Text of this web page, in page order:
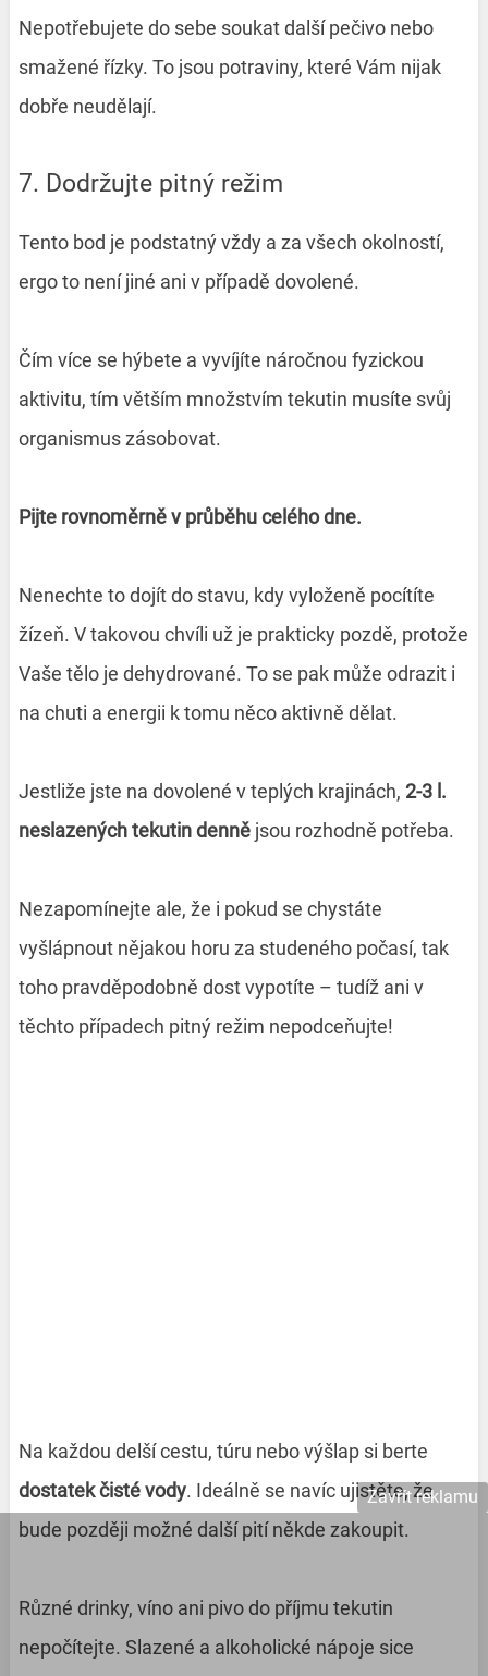
Nepotřebujete do sebe soukat další pečivo nebo
smažené řízky. To jsou potraviny, které Vám nijak
dobře neudělají.
7. Dodržujte pitný režim
Tento bod je podstatný vždy a za všech okolností,
ergo to není jiné ani v případě dovolené.
Čím více se hýbete a vyvíjíte náročnou fyzickou
aktivitu, tím větším množstvím tekutin musíte svůj
organismus zásobovat.
Pijte rovnoměrně v průběhu celého dne.
Nenechte to dojít do stavu, kdy vyloženě pocítíte
žízeň. V takovou chvíli už je prakticky pozdě, protože
Vaše tělo je dehydrované. To se pak může odrazit i
na chuti a energii k tomu něco aktivně dělat.
Jestliže jste na dovolené v teplých krajinách, 2-3 l.
neslazených tekutin dennějsou rozhodně potřeba.
Nezapomínejte ale, že i pokud se chystáte
vyšlápnout nějakou horu za studeného počasí, tak
toho pravděpodobně dost vypotíte – tudíž ani v
těchto případech pitný režim nepodceňujte!
Na každou delší cestu, túru nebo výšlap si berte
dostatek čisté vody. Ideálně se navíc ujistěte, že
bude později možné další pití někde zakoupit.
Různé drinky, víno ani pivo do příjmu tekutin
nepočítejte. Slazené a alkoholické nápoje sice
Zavřít reklamu